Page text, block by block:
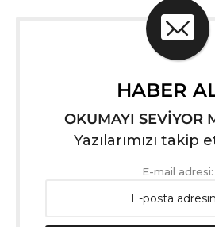
HABER
OKUMAYI SEVİYOR
Yazılarımızı takip
E-mail adresi: